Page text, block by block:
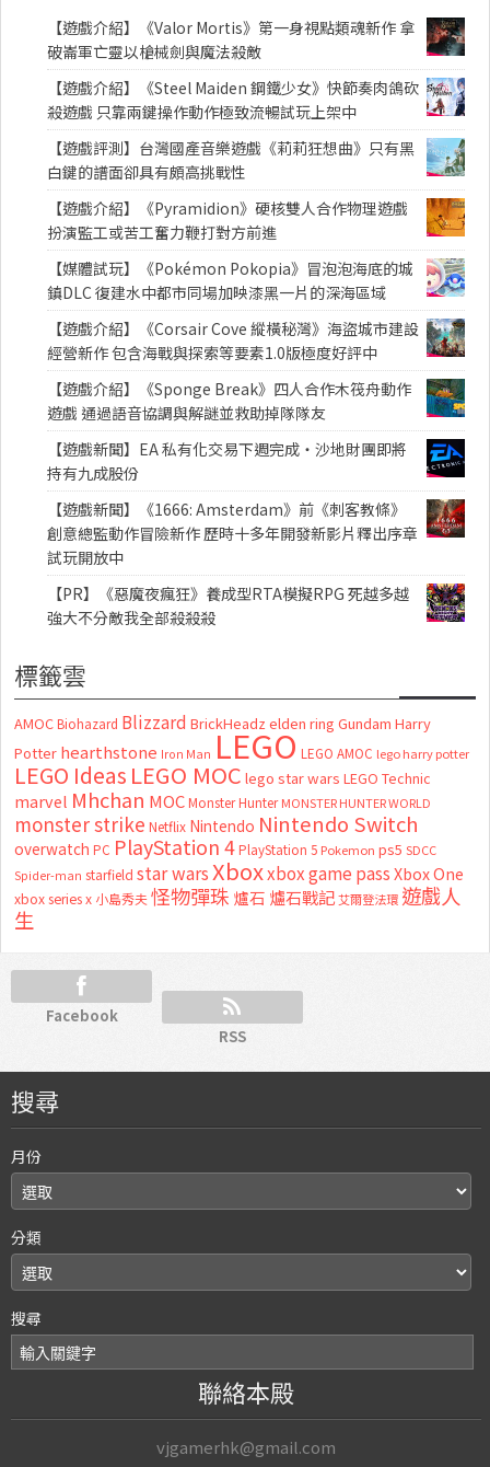
【遊戲介紹】《Valor Mortis》第一身視點類魂新作 拿
破崙軍亡靈以槍械劍與魔法殺敵
【遊戲介紹】《Steel Maiden 鋼鐵少女》快節奏肉鴿砍
殺遊戲 只靠兩鍵操作動作極致流暢試玩上架中
【遊戲評測】台灣國產音樂遊戲《莉莉狂想曲》只有黑
白鍵的譜面卻具有頗高挑戰性
【遊戲介紹】《Pyramidion》硬核雙人合作物理遊戲
扮演監工或苦工奮力鞭打對方前進
【媒體試玩】《Pokémon Pokopia》冒泡泡海底的城
鎮DLC 復建水中都市同場加映漆黑一片的深海區域
【遊戲介紹】《Corsair Cove 縱橫秘灣》海盜城市建設
經營新作 包含海戰與探索等要素1.0版極度好評中
【遊戲介紹】《Sponge Break》四人合作木筏舟動作
遊戲 通過語音協調與解謎並救助掉隊隊友
【遊戲新聞】EA 私有化交易下週完成・沙地財團即將
持有九成股份
【遊戲新聞】《1666: Amsterdam》前《刺客教條》
創意總監動作冒險新作 歷時十多年開發新影片釋出序章
試玩開放中
【PR】《惡魔夜瘋狂》養成型RTA模擬RPG 死越多越
強大不分敵我全部殺殺殺
標籤雲
AMOC Biohazard Blizzard BrickHeadz elden ring Gundam Harry
Potter hearthstone Iron Man LEGO LEGO AMOC lego harry potter
LEGO Ideas LEGO MOC lego star wars LEGO Technic
marvel Mhchan MOC Monster Hunter MONSTER HUNTER WORLD
monster strike Netflix Nintendo Nintendo Switch
overwatch PC PlayStation 4 PlayStation 5 Pokemon ps5 SDCC
Spider-man starfield star wars Xboxxbox game passXbox One
xbox series x 小島秀夫怪物彈珠 爐石 爐石戰記艾爾登法環 遊戲人
生
Facebook
RSS
搜尋
月份
分類
搜尋
聯絡本殿
vjgamerhk@gmail.com